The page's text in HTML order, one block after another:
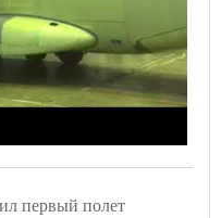
первый полет